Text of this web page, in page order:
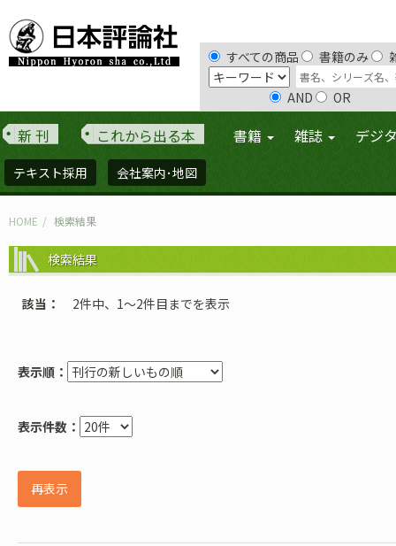
すべての商品 書籍のみ
AND OR
新 刊 これから出る本 書籍 雑誌 デジ
テキスト採用 会社案内･地図
HOME 検索結果
検索結果
該当 2件中、1〜2件目までを表示
表示順：
表示件数：
再表示